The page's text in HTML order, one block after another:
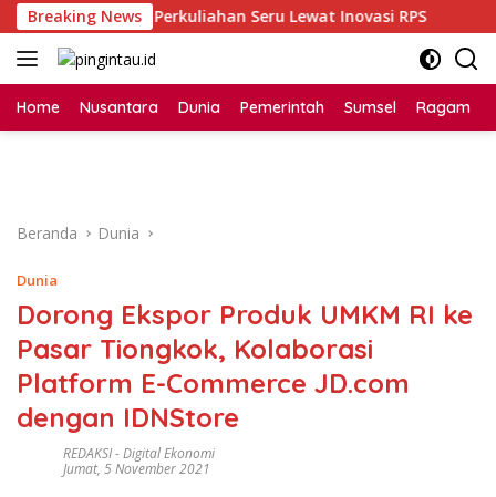
Langsung
ke
konten
Breaking News
Dorong Perkuliahan Seru Lewat Inovasi RPS
Home Nusantara Dunia Pemerintah Sumsel Ragam
Beranda Dunia
Dunia
Dorong Ekspor Produk UMKM RI ke
Pasar Tiongkok, Kolaborasi
Platform E-Commerce JD.com
dengan IDNStore
REDAKSI-Digital Ekonomi
Jumat, 5 November 2021